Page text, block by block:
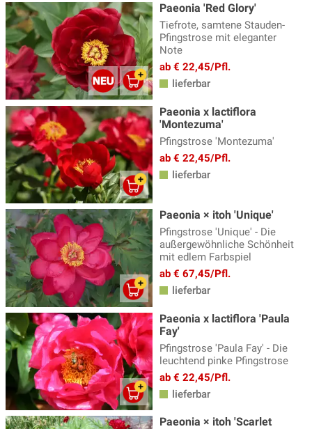
Paeonia 'Red Glory'
Tiefrote, samtene Stauden-
Pfingstrose mit eleganter
Note
ab € 22,45/Pfl.
lieferbar
Paeonia x lactiflora
'Montezuma'
Pfingstrose 'Montezuma'
ab € 22,45/Pfl.
lieferbar
Paeonia × itoh 'Unique'
Pfingstrose 'Unique' - Die
außergewöhnliche Schönheit
mit edlem Farbspiel
ab € 67,45/Pfl.
lieferbar
Paeonia x lactiflora 'Paula
Fay'
Pfingstrose 'Paula Fay' - Die
leuchtend pinke Pfingstrose
ab € 22,45/Pfl.
lieferbar
Paeonia × itoh 'Scarlet